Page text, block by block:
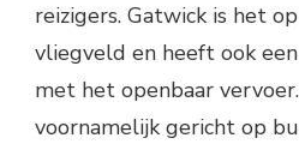
reizigers. Gatwick is het
vliegveld en heeft ook
met het openbaar
voornamelijk gericht op